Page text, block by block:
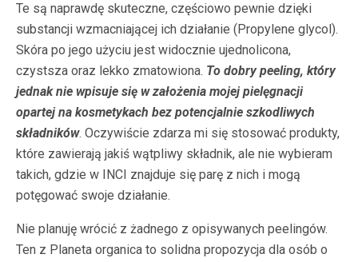
Te są naprawdę skuteczne, częściowo pewnie dzięki
substancji wzmacniającej ich działanie (Propylene glycol).
Skóra po jego użyciu jest widocznie ujednolicona,
czystsza oraz lekko zmatowiona. To dobry peeling, który
jednak nie wpisuje się w założenia mojej pielęgnacji
opartej na kosmetykach bez potencjalnie szkodliwych
składników. Oczywiście zdarza mi się stosować produkty,
które zawierają jakiś wątpliwy składnik, ale nie wybieram
takich, gdzie w INCI znajduje się parę z nich i mogą
potęgować swoje działanie.
Nie planuję wrócić z żadnego z opisywanych peelingów.
Ten z Planeta organica to solidna propozycja dla osób o